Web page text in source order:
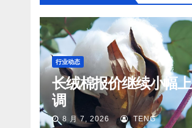
行业动态
长绒棉报价继续小幅上
调
8 月 7, 2026 TENG